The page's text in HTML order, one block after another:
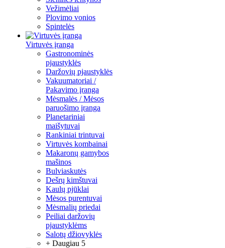
Vežimėliai
Plovimo vonios
Spintelės
Virtuvės įranga
Gastronominės
pjaustyklės
Daržovių pjaustyklės
Vakuumatoriai /
Pakavimo įranga
Mėsmalės / Mėsos
paruošimo įranga
Planetariniai
maišytuvai
Rankiniai trintuvai
Virtuvės kombainai
Makaronų gamybos
mašinos
Bulviaskutės
Dešrų kimštuvai
Kaulų pjūklai
Mėsos purentuvai
Mėsmalių priedai
Peiliai daržovių
pjaustyklėms
Salotų džiovyklės
+ Daugiau 5